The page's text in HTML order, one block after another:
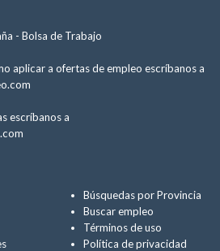
- Bolsa de Trabajo
aplicar a ofertas de empleo escríbanos a
escríbanos a
Búsquedas por Provincia
Buscar empleo
Términos de uso
Política de privacidad